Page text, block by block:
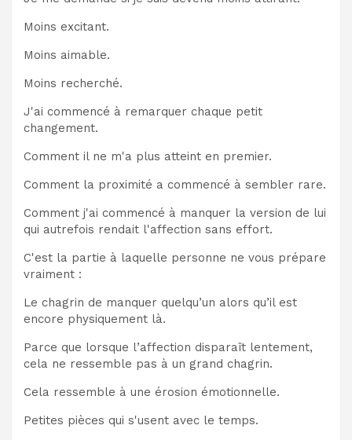
Moins excitant.
Moins aimable.
Moins recherché.
J'ai commencé à remarquer chaque petit
changement.
Comment il ne m'a plus atteint en premier.
Comment la proximité a commencé à sembler rare.
Comment j'ai commencé à manquer la version de lui
qui autrefois rendait l'affection sans effort.
C'est la partie à laquelle personne ne vous prépare
vraiment :
Le chagrin de manquer quelqu’un alors qu’il est
encore physiquement là.
Parce que lorsque l’affection disparaît lentement,
cela ne ressemble pas à un grand chagrin.
Cela ressemble à une érosion émotionnelle.
Petites pièces qui s'usent avec le temps.